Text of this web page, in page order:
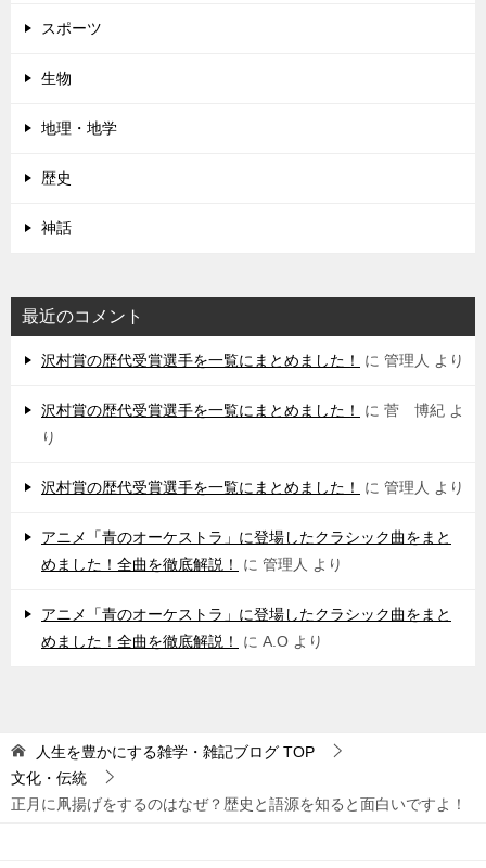
スポーツ
生物
地理・地学
歴史
神話
最近のコメント
沢村賞の歴代受賞選手を一覧にまとめました！ に 管理人 より
沢村賞の歴代受賞選手を一覧にまとめました！ に 菅 博紀 よ
り
沢村賞の歴代受賞選手を一覧にまとめました！ に 管理人 より
アニメ「青のオーケストラ」に登場したクラシック曲をまと
めました！全曲を徹底解説！
に 管理人 より
アニメ「青のオーケストラ」に登場したクラシック曲をまと
めました！全曲を徹底解説！
に A.O より
人生を豊かにする雑学・雑記ブログ TOP
文化・伝統
正月に凧揚げをするのはなぜ？歴史と語源を知ると面白いですよ！